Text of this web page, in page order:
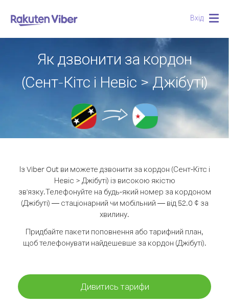
Вхід
Як дзвонити за кордон
(Сент-Кітс і Невіс > Джібуті)
Із Viber Out ви можете дзвонити за кордон (Сент-Кітс і
Невіс > Джібуті) із високою якістю
зв'язку.Телефонуйте на будь-який номер за кордоном
(Джібуті) — стаціонарний чи мобільний — від 52.0 ¢ за
хвилину.
Придбайте пакети поповнення або тарифний план,
щоб телефонувати найдешевше за кордон (Джібуті).
Дивитись тарифи